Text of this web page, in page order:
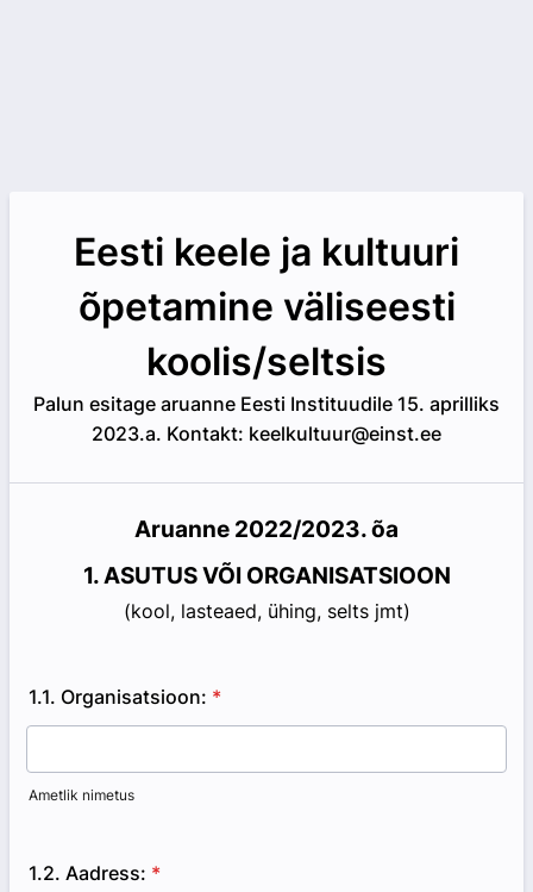
Eesti keele ja kultuuri
õpetamine väliseesti
koolis/seltsis
Palun esitage aruanne Eesti Instituudile 15. aprilliks
2023.a. Kontakt: keelkultuur@einst.ee
Aruanne 2022/2023. õa
1. ASUTUS VÕI ORGANISATSIOON
(kool, lasteaed, ühing, selts jmt)
1.1. Organisatsioon: *
Ametlik nimetus
1.2. Aadress: *